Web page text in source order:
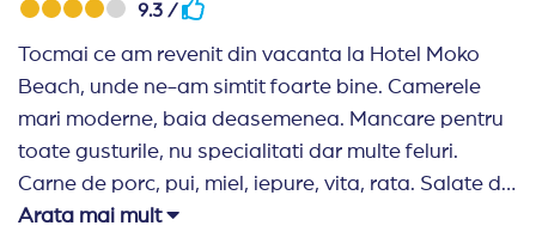
Bulgaria cu ofertă mai diversificata dar pentru noi a
fost suficient și totul delicios. Am găsit: - o varietate
mare de salate, - la prânz și cina doua feluri de
supe și mai multe feluri de carne preparate diferit și
cu gust (carne de miel, curcan, iepure, porc și pui)
dar și peste și scoici, - brânzeturi, paste, lasagna, -
fructe și deserturi variate și delicioase. 4. Pe plaja
9.3 /
Tocmai ce am revenit din vacanta la Hotel Moko
Beach, unde ne-am simtit foarte bine. Camerele
mari moderne, baia deasemenea. Mancare pentru
toate gusturile, nu specialitati dar multe feluri.
Carne de porc, pui, miel, iepure, vita, rata. Salate de
toate felurile, la fel si branzeturi. Fructe prajituri. Pe
Arata mai mult